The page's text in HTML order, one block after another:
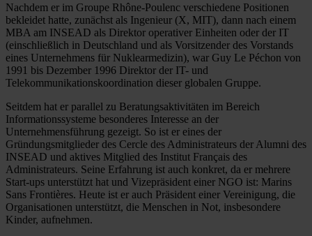
Nachdem er im Groupe Rhône-Poulenc verschiedene Positionen
bekleidet hatte, zunächst als Ingenieur (X, MIT), dann nach einem
MBA am INSEAD als Direktor operativer Einheiten oder der IT
(einschließlich in Deutschland und als Vorsitzender des Vorstands
eines Unternehmens für Nuklearmedizin), war Guy Le Péchon von
1991 bis Dezember 1996 Direktor der IT- und
Telekommunikationskoordination dieser globalen Gruppe.
Seitdem hat er parallel zu Beratungsaktivitäten im Bereich
Informationssysteme besonderes Interesse an der
Unternehmensführung gezeigt. So ist er eines der
Gründungsmitglieder des Cercle des Administrateurs der Alumni des
INSEAD und aktives Mitglied des Institut Français des
Administrateurs. Seine Erfahrung ist auch konkret, da er mehrere
Start-ups unterstützt hat und Vizepräsident einer NGO ist: Marins
Sans Frontières. Heute ist er auch Präsident einer Vereinigung, die
Organisationen unterstützt, die Menschen in Not, insbesondere
Kinder, aufnehmen.